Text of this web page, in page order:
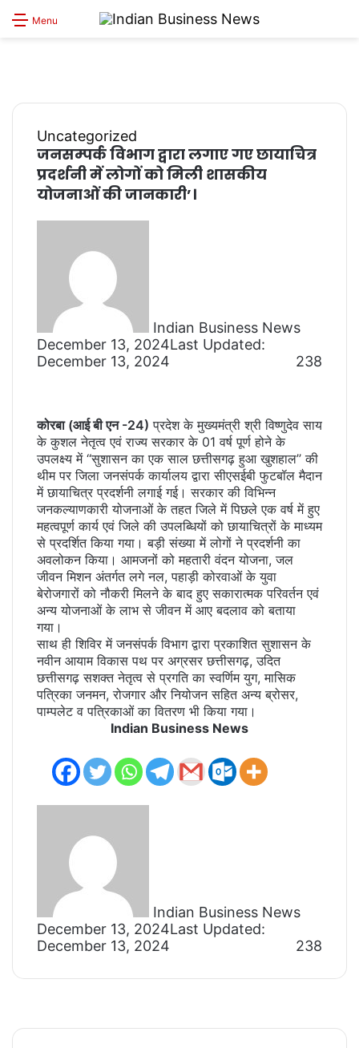
Menu
Uncategorized
जनसम्पर्क विभाग द्वारा लगाए गए छायाचित्र
प्रदर्शनी में लोगों को मिली शासकीय
योजनाओं की जानकारी’।
Indian Business News
December 13, 2024Last Updated:
December 13, 2024
238
कोरबा (आई बी एन -24) प्रदेश के मुख्यमंत्री श्री विष्णुदेव साय
के कुशल नेतृत्व एवं राज्य सरकार के 01 वर्ष पूर्ण होने के
उपलक्ष्य में ‘‘सुशासन का एक साल छत्तीसगढ़ हुआ खुशहाल’’ की
थीम पर जिला जनसंपर्क कार्यालय द्वारा सीएसईबी फुटबॉल मैदान
में छायाचित्र प्रदर्शनी लगाई गई। सरकार की विभिन्न
जनकल्याणकारी योजनाओं के तहत जिले में पिछले एक वर्ष में हुए
महत्वपूर्ण कार्य एवं जिले की उपलब्धियों को छायाचित्रों के माध्यम
से प्रदर्शित किया गया। बड़ी संख्या में लोगों ने प्रदर्शनी का
अवलोकन किया। आमजनों को महतारी वंदन योजना, जल
जीवन मिशन अंतर्गत लगे नल, पहाड़ी कोरवाओं के युवा
बेरोजगारों को नौकरी मिलने के बाद हुए सकारात्मक परिवर्तन एवं
अन्य योजनाओं के लाभ से जीवन में आए बदलाव को बताया
गया।
साथ ही शिविर में जनसंपर्क विभाग द्वारा प्रकाशित सुशासन के
नवीन आयाम विकास पथ पर अग्रसर छत्तीसगढ़, उदित
छत्तीसगढ़ सशक्त नेतृत्व से प्रगति का स्वर्णिम युग, मासिक
पत्रिका जनमन, रोजगार और नियोजन सहित अन्य ब्रोसर,
पाम्पलेट व पत्रिकाओं का वितरण भी किया गया।
Indian Business News
Indian Business News
December 13, 2024Last Updated:
December 13, 2024
238